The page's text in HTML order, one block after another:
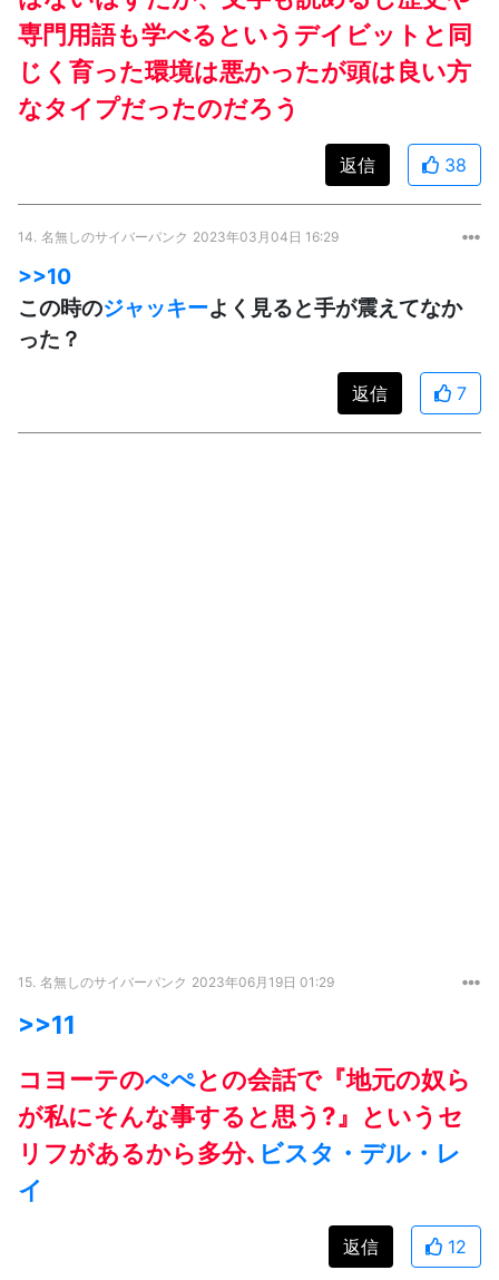
専門用語も学べるというデイビットと同
じく育った環境は悪かったが頭は良い方
なタイプだったのだろう
返信 38
14. 名無しのサイバーパンク 2023年03月04日 16:29
>>10
この時のジャッキーよく見ると手が震えてなか
った？
返信 7
15. 名無しのサイバーパンク 2023年06月19日 01:29
>>11
コヨーテのぺぺとの会話で『地元の奴ら
が私にそんな事すると思う?』というセ
リフがあるから多分､ ビスタ・デル・レ
イ
返信 12